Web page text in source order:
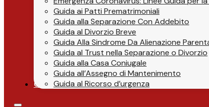
Guida ai Patti Prematrimoniali
Guida alla Separazione Con Addebito
Guida al Divorzio Breve
Guida Alla Sindrome Da Alienazione
Guida al Trust nella Separazione o Divorzio
Guida alla Casa Coniugale
Guida all’Assegno di Mantenimento
Guida al Ricorso d’urgenza
Contatti